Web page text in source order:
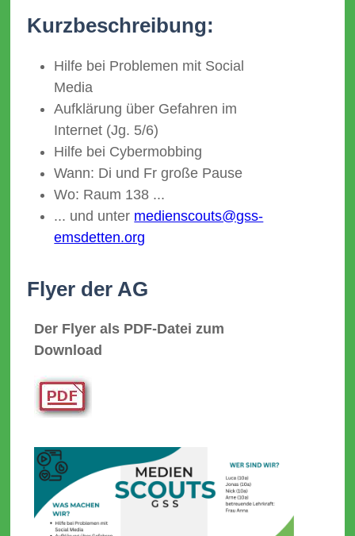
Kurzbeschreibung:
Hilfe bei Problemen mit Social
Media
Aufklärung über Gefahren im
Internet (Jg. 5/6)
Hilfe bei Cybermobbing
Wann: Di und Fr große Pause
Wo: Raum 138 ...
... und unter medienscouts@gss-
emsdetten.org
Flyer der AG
Der Flyer als PDF-Datei zum
Download